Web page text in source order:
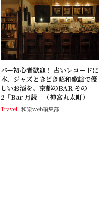
バー初心者歓迎！ 古いレコードに
本、ジャズときどき昭和歌謡で優
しいお酒を。京都のBAR その
2「Bar 月読」（神宮丸太町）
Travel 和樂web編集部